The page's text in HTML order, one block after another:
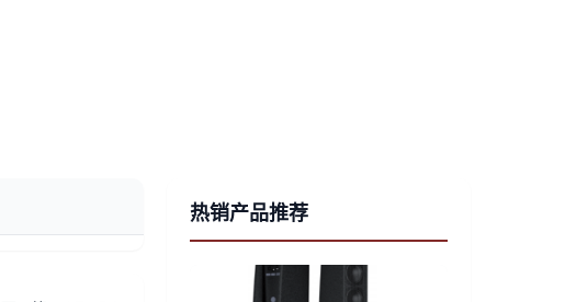
热销产品推荐